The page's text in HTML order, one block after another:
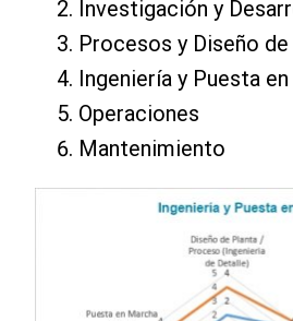
Investigación y
Procesos y Diseño
Ingeniería y Puesta
Operaciones
Mantenimiento